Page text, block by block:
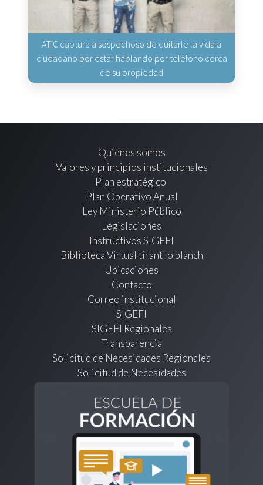
ATIC captura a sospechoso de quitarle la vida a
ciudadano por estar hablando por teléfono cerca
de su propiedad
Quienes somos
Valores y principios institucionales
Plan estratégico
Plan Operativo Anual
Ley Ministerio Público
Legislaciones
Instructivos SIGEFI
Biblioteca Virtual tirant lo blanch
Ubicaciones
Contacto
Correo institucional
SIGEFI
SIGEFI Regionales
Transparencia
Solicitud de Necesidades Regionales
Solicitud de Necesidades